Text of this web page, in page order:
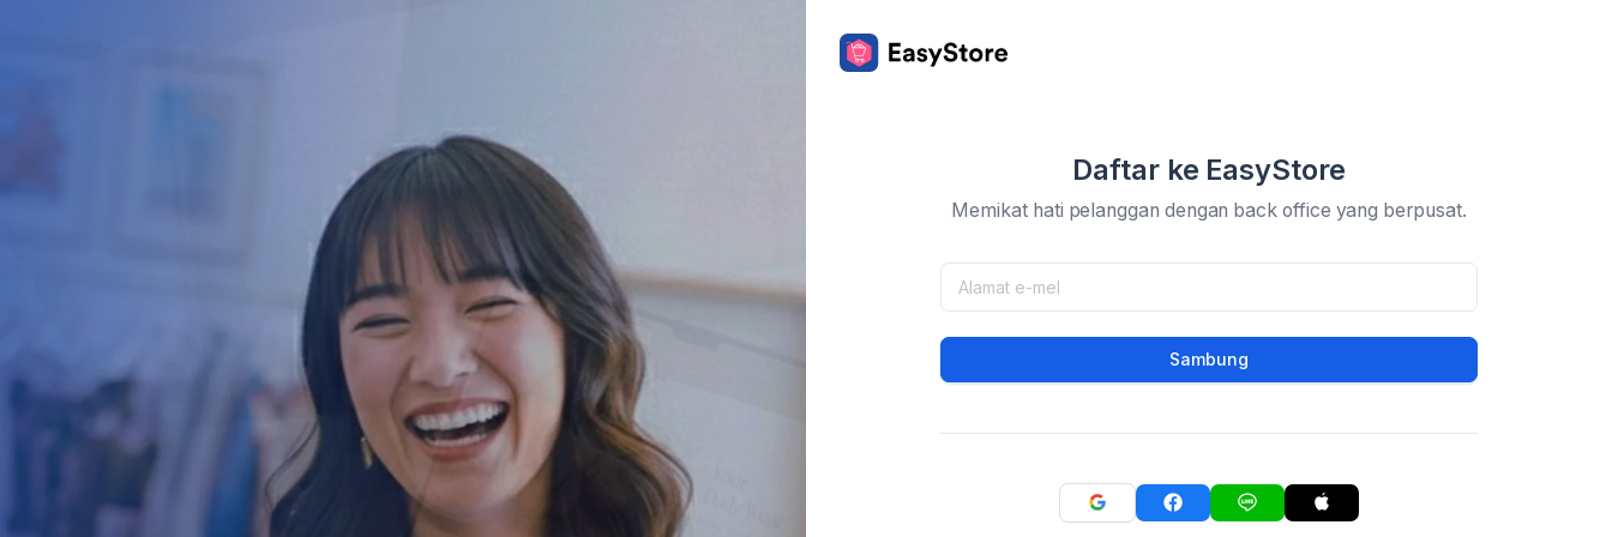
Daftar ke EasyStore
Memikat hati pelanggan dengan back office yang berpusat.
Sambung